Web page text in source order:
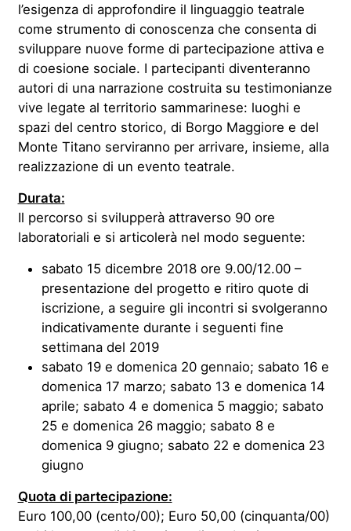
l’esigenza di approfondire il linguaggio teatrale
come strumento di conoscenza che consenta di
sviluppare nuove forme di partecipazione attiva e
di coesione sociale. I partecipanti diventeranno
autori di una narrazione costruita su testimonianze
vive legate al territorio sammarinese: luoghi e
spazi del centro storico, di Borgo Maggiore e del
Monte Titano serviranno per arrivare, insieme, alla
realizzazione di un evento teatrale.
Durata:
Il percorso si svilupperà attraverso 90 ore
laboratoriali e si articolerà nel modo seguente:
sabato 15 dicembre 2018 ore 9.00/12.00 –
presentazione del progetto e ritiro quote di
iscrizione, a seguire gli incontri si svolgeranno
indicativamente durante i seguenti fine
settimana del 2019
sabato 19 e domenica 20 gennaio; sabato 16 e
domenica 17 marzo; sabato 13 e domenica 14
aprile; sabato 4 e domenica 5 maggio; sabato
25 e domenica 26 maggio; sabato 8 e
domenica 9 giugno; sabato 22 e domenica 23
giugno
Quota di partecipazione:
Euro 100,00 (cento/00); Euro 50,00 (cinquanta/00)